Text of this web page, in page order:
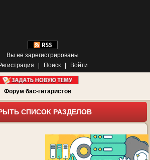
Вы не зарегистрированы
Поиск Войти
Форум бас-гитаристов
СПИСОК РАЗДЕЛОВ